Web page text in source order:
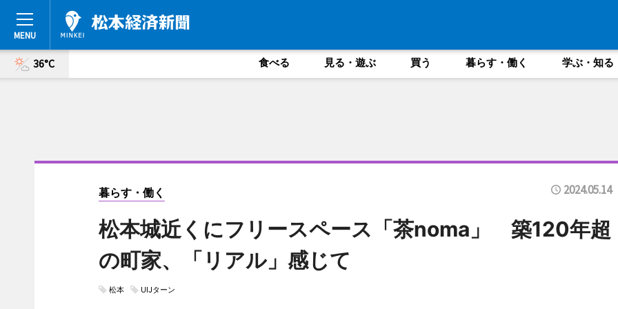
36°C 食べる 見る・遊ぶ 買う 暮らす・働く 学ぶ・知る
暮らす・働く 2024.05.14
松本城近くにフリースペース「茶noma」 築120年超
の町家、「リアル」感じて
松本 UIJターン